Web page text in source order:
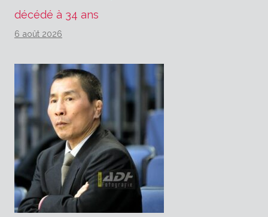
décédé à 34 ans
6 août 2026